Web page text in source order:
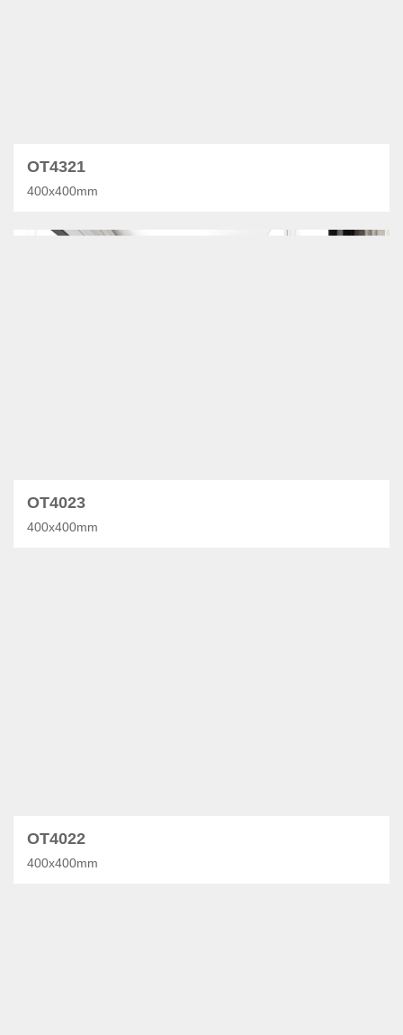
OT4321
400x400mm
OT4023
400x400mm
OT4022
400x400mm